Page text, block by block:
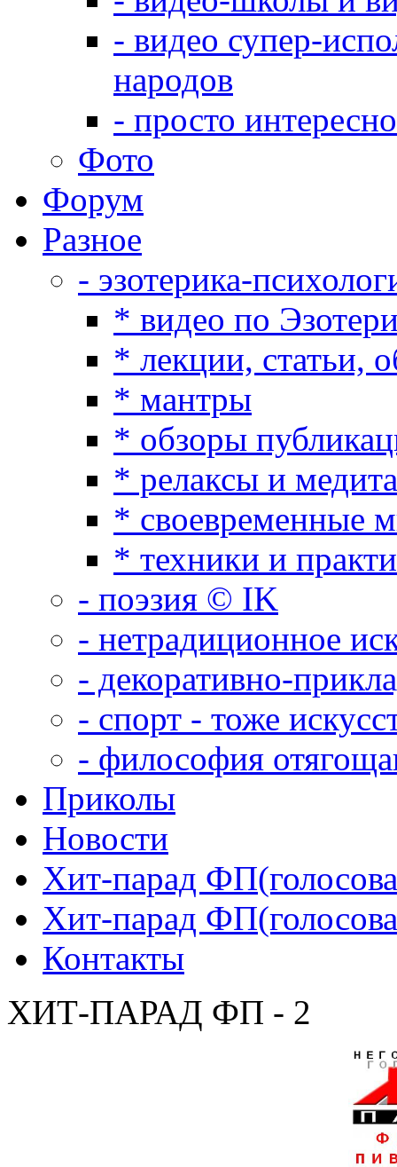
- видео супер-
народов
- просто
Фото
Форум
Разное
- эзотерика-
* видео по
* лекции, статьи,
* мантры
* обзоры
* релаксы и
* своевременные
* техники и
- поэзия © IK
- нетрадиционное
- декоративно-
- спорт - тоже
- философия
Приколы
Новости
Хит-парад
Хит-парад
Контакты
ХИТ-ПАРАД ФП - 2